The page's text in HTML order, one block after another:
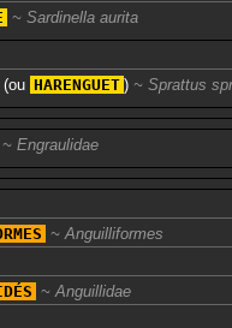
Sardinella aurita
(ou HARENGUET ) Sprattus
Engraulidae
Anguilliformes
Anguillidae